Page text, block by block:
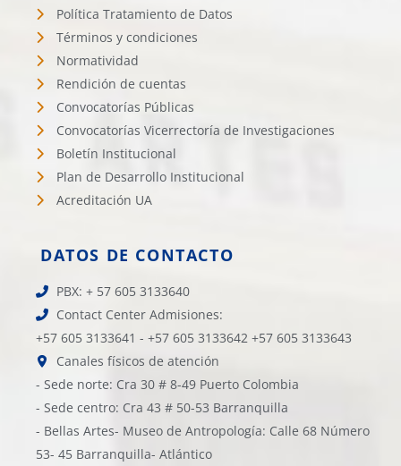
Política Tratamiento de Datos
Términos y condiciones
Normatividad
Rendición de cuentas
Convocatorías Públicas
Convocatorías Vicerrectoría de Investigaciones
Boletín Institucional
Plan de Desarrollo Institucional
Acreditación UA
DATOS DE CONTACTO
PBX: + 57 605 3133640
Contact Center Admisiones:
+57 605 3133641 - +57 605 3133642 +57 605 3133643
Canales físicos de atención
- Sede norte: Cra 30 # 8-49 Puerto Colombia
- Sede centro: Cra 43 # 50-53 Barranquilla
- Bellas Artes- Museo de Antropología: Calle 68 Número
53- 45 Barranquilla- Atlántico